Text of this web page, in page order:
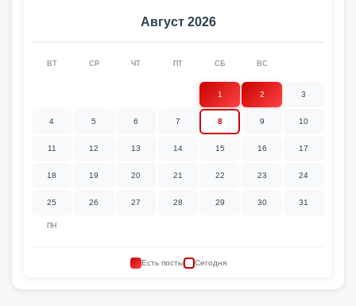
Август 2026
ПН
ВТ СР ЧТ ПТ СБ ВС
1 2 3
4 5 6 7 8 9 10
11 12 13 14 15 16 17
18 19 20 21 22 23 24
25 26 27 28 29 30 31
Есть посты Сегодня